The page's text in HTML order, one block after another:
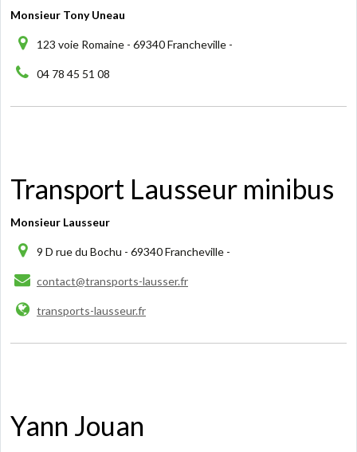
Monsieur Tony Uneau
123 voie Romaine - 69340 Francheville -
04 78 45 51 08
Transport Lausseur minibus
Monsieur Lausseur
9 D rue du Bochu - 69340 Francheville -
contact@transports-lausser.fr
transports-lausseur.fr
Yann Jouan